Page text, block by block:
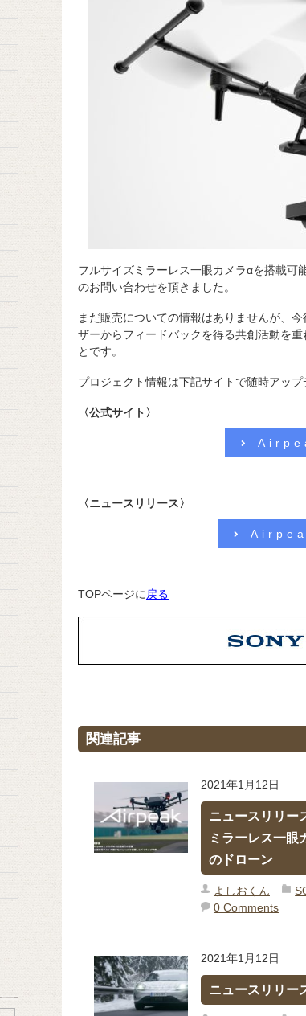
フルサイズミラーレス一眼カメラαを搭載可
のお問い合わせを頂きました。
まだ販売についての情報はありませんが、
ザーからフィードバックを得る共創活動を
とです。
プロジェクト情報は下記サイトで随時アップ
〈公式サイト〉
〈ニュースリリース〉
TOPページに戻る
関連記事
2021年1月12日
ニュースリリー
ミラーレス一眼
のドローン
よしおくん
0 Comments
2021年1月12日
ニュースリリー